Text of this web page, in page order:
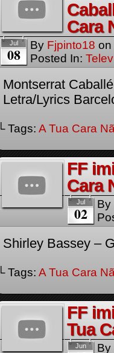
Cara
Jul
08 By Fjpinto18 on
Posted In:
Montserrat
Letra/Lyrics
└ Tags: A Tua Cara
FF
Cara
Jul
02
By
Shirley Bassey –
└ Tags: A Tua Cara
FF
Tua
Jun
By